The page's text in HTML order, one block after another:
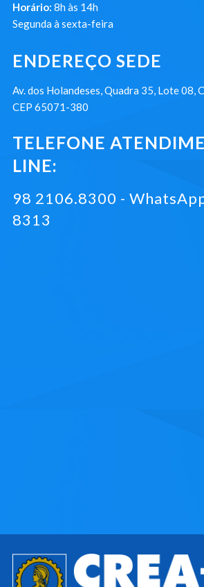
Horário: 8h às 14h
Segunda à sexta-feira
ENDEREÇO SEDE
Av. dos Holandeses, Quadra 35, Lote 08,
CEP 65071-380
TELEFONE
LINE:
98 2106.8300 -
8313